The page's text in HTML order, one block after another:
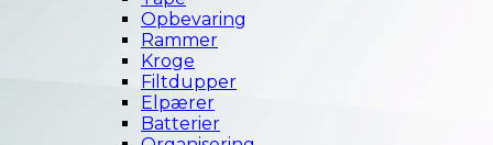
Opbevaring
Rammer
Kroge
Filtdupper
Elpærer
Batterier